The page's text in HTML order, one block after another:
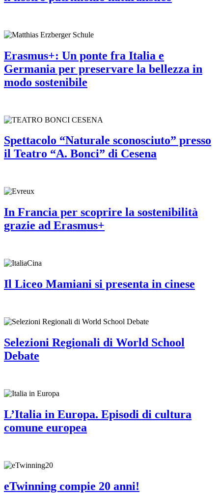
Erasmus+: Un ponte fra Italia e
Germania per preservare la bellezza in
modo sostenibile
Spettacolo “Naturale sconosciuto” presso
il Teatro “A. Bonci” di Cesena
In Francia per scoprire la sostenibilità
grazie ad Erasmus+
Il Liceo Mamiani si presenta in cinese
Selezioni Regionali di World School
Debate
L’Italia in Europa. Episodi di cultura
comune europea
eTwinning compie 20 anni!